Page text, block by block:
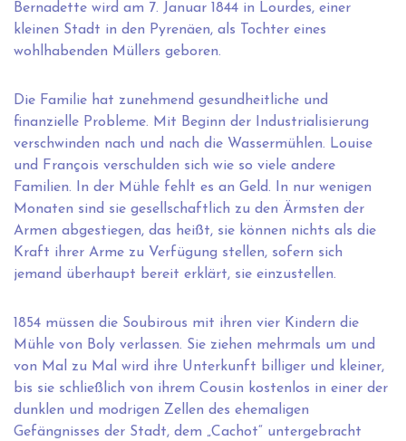
Bernadette wird am 7. Januar 1844 in Lourdes, einer
kleinen Stadt in den Pyrenäen, als Tochter eines
wohlhabenden Müllers geboren.
Die Familie hat zunehmend gesundheitliche und
finanzielle Probleme. Mit Beginn der Industrialisierung
verschwinden nach und nach die Wassermühlen. Louise
und François verschulden sich wie so viele andere
Familien. In der Mühle fehlt es an Geld. In nur wenigen
Monaten sind sie gesellschaftlich zu den Ärmsten der
Armen abgestiegen, das heißt, sie können nichts als die
Kraft ihrer Arme zu Verfügung stellen, sofern sich
jemand überhaupt bereit erklärt, sie einzustellen.
1854 müssen die Soubirous mit ihren vier Kindern die
Mühle von Boly verlassen. Sie ziehen mehrmals um und
von Mal zu Mal wird ihre Unterkunft billiger und kleiner,
bis sie schließlich von ihrem Cousin kostenlos in einer der
dunklen und modrigen Zellen des ehemaligen
Gefängnisses der Stadt, dem „Cachot“ untergebracht